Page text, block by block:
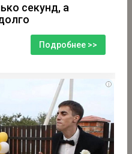
секунд, а
Подробнее >>
i